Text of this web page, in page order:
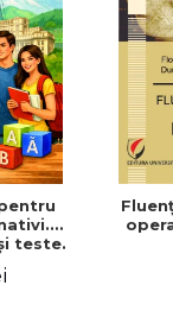
SPORT
teste.